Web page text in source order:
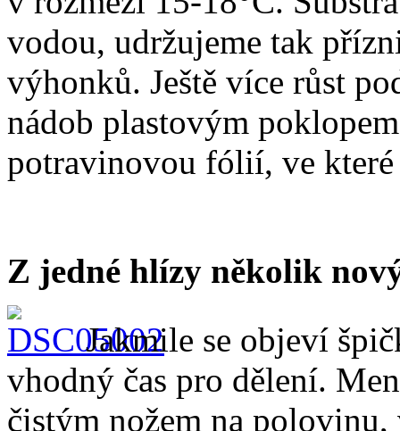
vodou, udržujeme tak
výhonků. Ještě více růst
nádob plastovým
potravinovou fólií, ve které
Z jedné hlízy několik
Jakmile se objeví
vhodný čas pro dělení.
čistým nožem na